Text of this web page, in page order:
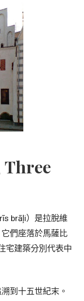
Three
brāļi）是拉脫維
們座落於馬薩比
宅建築分別代表中
到十五世紀末。